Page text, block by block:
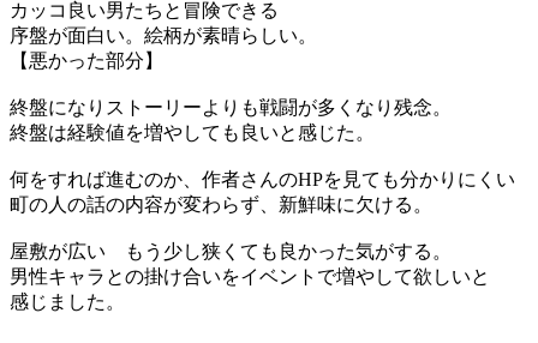
カッコ良い男たちと冒険できる
序盤が面白い。絵柄が素晴らしい。
【悪かった部分】
終盤になりストーリーよりも戦闘が多くなり残念。
終盤は経験値を増やしても良いと感じた。
何をすれば進むのか、作者さんのHPを見ても分かりにくい
町の人の話の内容が変わらず、新鮮味に欠ける。
屋敷が広い もう少し狭くても良かった気がする。
男性キャラとの掛け合いをイベントで増やして欲しいと
感じました。